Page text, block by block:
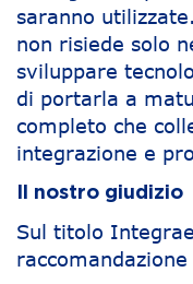
saranno
non risiede solo
sviluppare
di portarla a
completo che
integrazione e
Il nostro giudizio
Sul titolo